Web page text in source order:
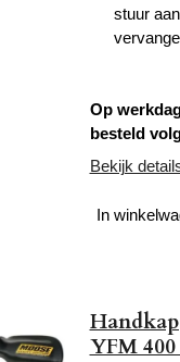
stuur
Op
besteld
Bekijk
In
YFM